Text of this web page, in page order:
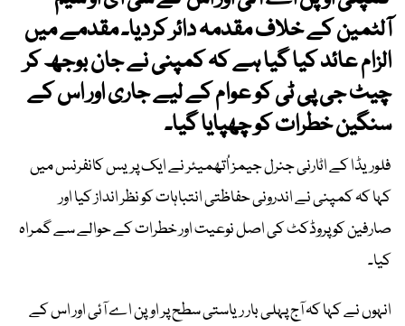
آلٹمین کے خلاف مقدمہ دائر کردیا۔ مقدمے میں
الزام عائد کیا گیا ہے کہ کمپنی نے جان بوجھ کر
چیٹ جی پی ٹیکو عوام کے لیے جاری اور اس کے
سنگین خطرات کو چھپایا گیا۔
فلوریڈا کے اٹارنی جنرل جیمز اُتھمیئر نے ایک پریس کانفرنس میں
کہا کہ کمپنی نے اندرونی حفاظتی انتباہات کو نظر انداز کیا اور
صارفین کو پروڈکٹ کی اصل نوعیت اور خطرات کے حوالے سے گمراہ
کیا۔
انہوں نے کہا کہ آج پہلی بار ریاستی سطح پر اوپن اے آئی اور اس کے